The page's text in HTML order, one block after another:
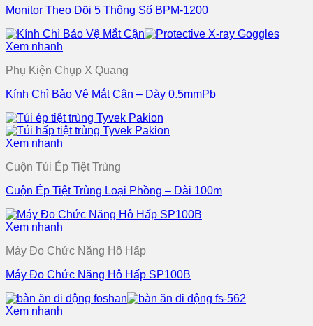
Monitor Theo Dõi 5 Thông Số BPM-1200
Xem nhanh
Phụ Kiện Chụp X Quang
Kính Chì Bảo Vệ Mắt Cận – Dày 0.5mmPb
Xem nhanh
Cuộn Túi Ép Tiệt Trùng
Cuộn Ép Tiệt Trùng Loại Phồng – Dài 100m
Xem nhanh
Máy Đo Chức Năng Hô Hấp
Máy Đo Chức Năng Hô Hấp SP100B
Xem nhanh